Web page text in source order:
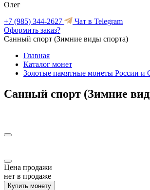
Олег
+7 (985) 344-2627
Чат в Telegram
Оформить заказ?
Санный спорт (Зимние виды спорта)
Главная
Каталог монет
Золотые памятные монеты России
Санный спорт (Зимние
Цена продажи
нет в продаже
Купить монету